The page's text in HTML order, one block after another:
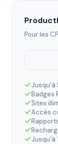
Pour les
Jusqu'à
Badges
Sites
Accès
Jusqu'à